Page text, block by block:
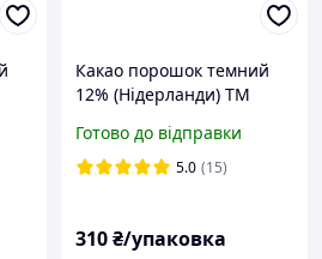
Какао порошок темний
12% (Нідерланди) ТМ
Готово до відправки
5.0 (15)
310₴/упаковка